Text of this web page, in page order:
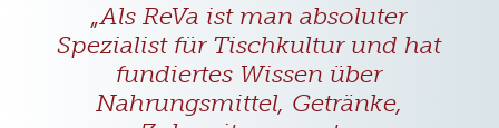
„Als ReVa ist man absoluter
Spezialist für Tischkultur und hat
fundiertes Wissen über
Nahrungsmittel, Getränke,